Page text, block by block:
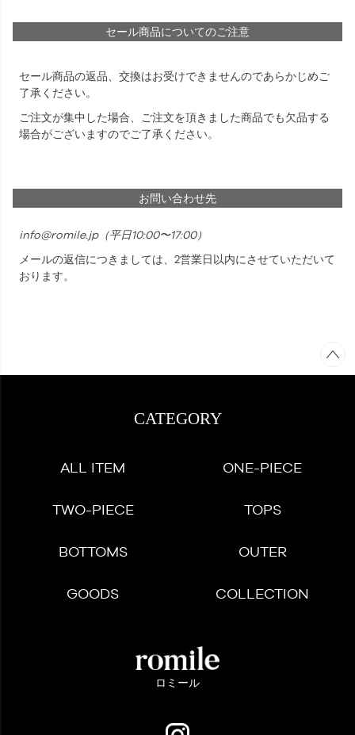
セール商品についてのご注意
セール商品の返品、交換はお受けできませんのであらかじめご
了承ください。
ご注文が集中した場合、ご注文を頂きました商品でも欠品する
場合がございますのでご了承ください。
お問い合わせ先
info@romile.jp（平日10:00〜17:00）
メールの返信につきましては、2営業日以内にさせていただいて
おります。
CATEGORY
ALL ITEM ONE-PIECE
TWO-PIECE TOPS
BOTTOMS OUTER
GOODS COLLECTION